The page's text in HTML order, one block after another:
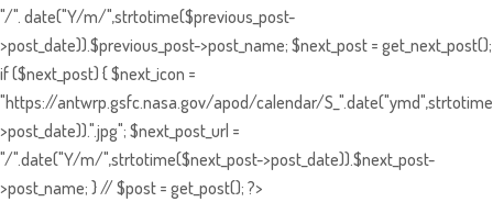
"/". date("Y/m/",strtotime($previous_post-
>post_date)).$previous_post->post_name; $next_post = get_next_post();
if ($next_post) { $next_icon =
"https://antwrp.gsfc.nasa.gov/apod/calendar/
>post_date)).".jpg"; $next_post_url =
"/".date("Y/m/",strtotime($next_post->post_date)).$next_post-
>post_name; } // $post = get_post(); ?>